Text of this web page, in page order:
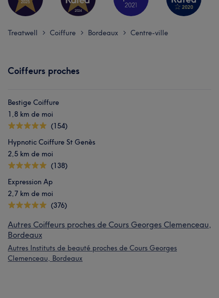
Treatwell > Coiffure > Bordeaux > Centre-ville
Coiffeurs proches
Bestige Coiffure
1,8 km de moi
(154)
Hypnotic Coiffure St Genès
2,5 km de moi
(138)
Expression Ap
2,7 km de moi
(376)
Autres Coiffeurs proches de Cours Georges Clemenceau,
Bordeaux
Autres Instituts de beauté proches de Cours Georges
Clemenceau, Bordeaux